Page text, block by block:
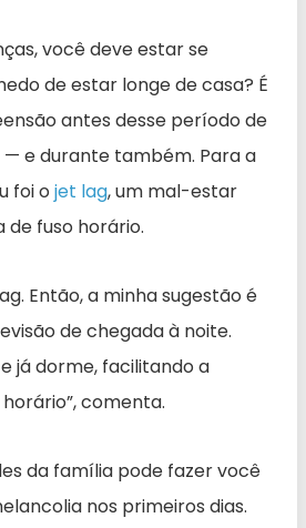
você deve estar se
de estar longe de casa? É
antes desse período de
e durante também. Para a
foi o jet lag, um mal-estar
fuso horário.
Então, a minha sugestão é
de chegada à noite.
já dorme, facilitando a
comenta.
da família pode fazer você
nos primeiros dias.